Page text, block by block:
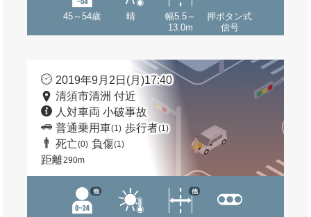
45～54歳 晴
幅5.5～
13.0m
押ボタン式
信号
2019年9月2日(月)17:40
清須市清洲 付近
人対車両 小破事故
普通乗用車(1) 歩行者(1)
死亡(0) 負傷(1)
距離290m
他 他